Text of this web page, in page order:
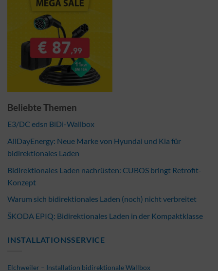
Beliebte Themen
E3/DC edsn BiDi-Wallbox
AllDayEnergy: Neue Marke von Hyundai und Kia für
bidirektionales Laden
Bidirektionales Laden nachrüsten: CUBOS bringt Retrofit-
Konzept
Warum sich bidirektionales Laden (noch) nicht verbreitet
ŠKODA EPIQ: Bidirektionales Laden in der Kompaktklasse
INSTALLATIONSSERVICE
Elchweiler – Installation bidirektionale Wallbox